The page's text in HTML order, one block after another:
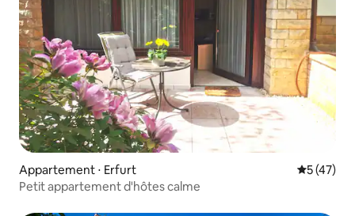
Appartement ⋅ Erfurt
5 (47)
Petit appartement d'hôtes calme